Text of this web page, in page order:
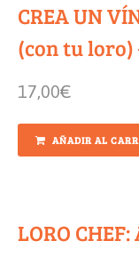
CREA UN
(con tu loro)
17,00€
AÑADIR AL
LORO